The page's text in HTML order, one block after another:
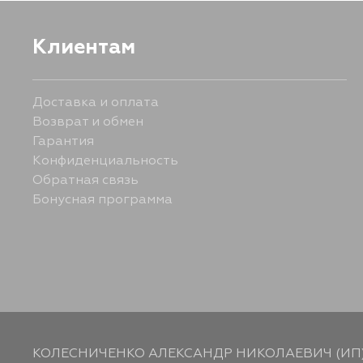
Клиентам
Доставка и оплата
Возврат и обмен
Гарантия
Конфиденциальность
Обратная связь
Бонусная программа
КОЛЕСНИЧЕНКО АЛЕКСАНДР НИКОЛАЕВИЧ